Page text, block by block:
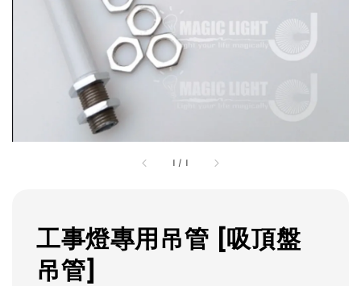
1 / 1
工事燈專用吊管 [吸頂盤
吊管]